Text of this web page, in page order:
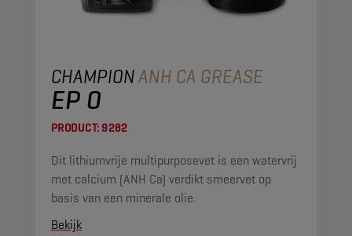
CHAMPIONANH CA GREASE
EP 0
PRODUCT:9282
Dit lithiumvrije multipurposevet is een watervrij
met calcium (ANH Ca) verdikt smeervet op
basis van een minerale olie.
Bekijk